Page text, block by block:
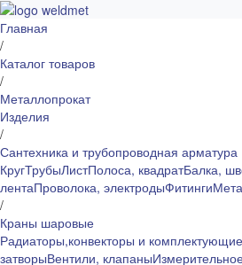
Главная
/
Каталог товаров
/
Металлопрокат
Изделия
/
Сантехника и трубопроводная арматура
КругТрубыЛистПолоса, квадратБалка,
лентаПроволока, электродыФитинги
/
Краны шаровые
Радиаторы,конвекторы и комплектующие
затворыВентили, клапаны